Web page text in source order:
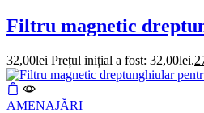
Filtru magnetic
32,00lei Prețul inițial a fost: 32,00lei.
AMENAJĂRI